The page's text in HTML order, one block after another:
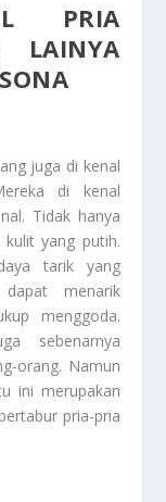
PRIA
LAINYA
juga di kenal
di kenal
Tidak hanya
yang putih.
tarik yang
menarik
menggoda.
sebenarnya
orang. Namun
ini merupakan
pria-pria